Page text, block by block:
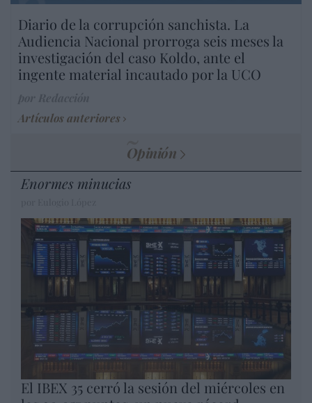
Diario de la corrupción sanchista. La
Audiencia Nacional prorroga seis meses la
investigación del caso Koldo, ante el
ingente material incautado por la UCO
Artículos anteriores
Opinión
Enormes minucias
El IBEX 35 cerró la sesión del miércoles en